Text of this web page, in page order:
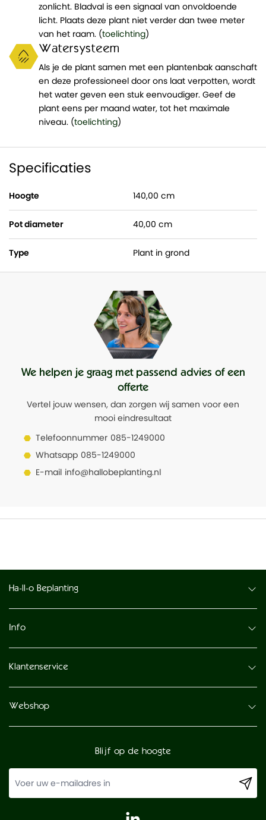
zonlicht. Bladval is een signaal van onvoldoende
licht. Plaats deze plant niet verder dan twee meter
van het raam. (toelichting)
Watersysteem
Als je de plant samen met een plantenbak aanschaft
en deze professioneel door ons laat verpotten, wordt
het water geven een stuk eenvoudiger. Geef de
plant eens per maand water, tot het maximale
niveau. (toelichting)
Specificaties
Hoogte 140,00 cm
Pot diameter 40,00 cm
Type Plant in grond
We helpen je graag met passend advies of een
offerte
Vertel jouw wensen, dan zorgen wij samen voor een
mooi eindresultaat
Telefoonnummer 085-1249000
Whatsapp 085-1249000
E-mail info@hallobeplanting.nl
Ha-ll-o Beplanting
Info
Klantenservice
Webshop
Blijf op de hoogte